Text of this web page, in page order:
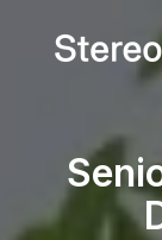
Homepage